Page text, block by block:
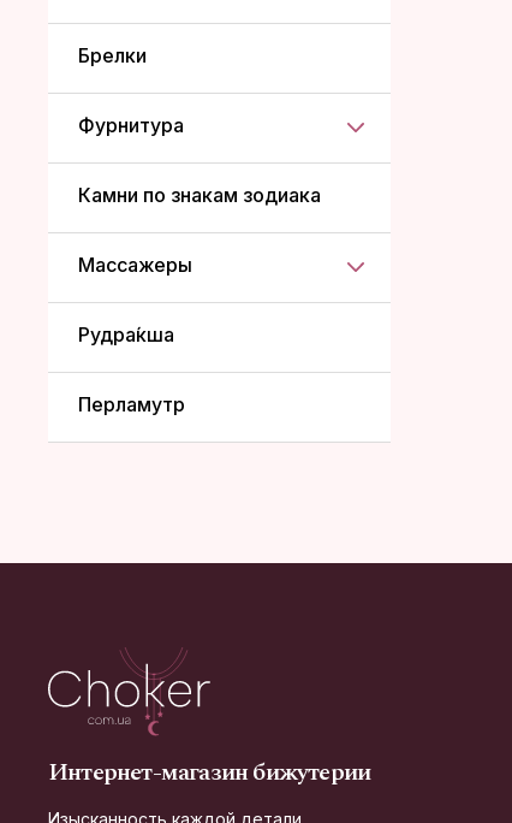
Брелки
Фурнитура
Камни по знакам зодиака
Массажеры
Рудра́кша
Перламутр
Интернет-магазин бижутерии
Изысканность каждой детали